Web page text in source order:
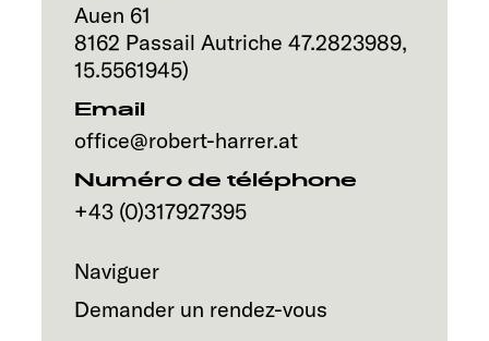
Auen 61
8162 Passail Autriche 47.2823989,
15.5561945)
Email
office@robert-harrer.at
Numéro de téléphone
+43 (0)317927395
Naviguer
Demander un rendez-vous